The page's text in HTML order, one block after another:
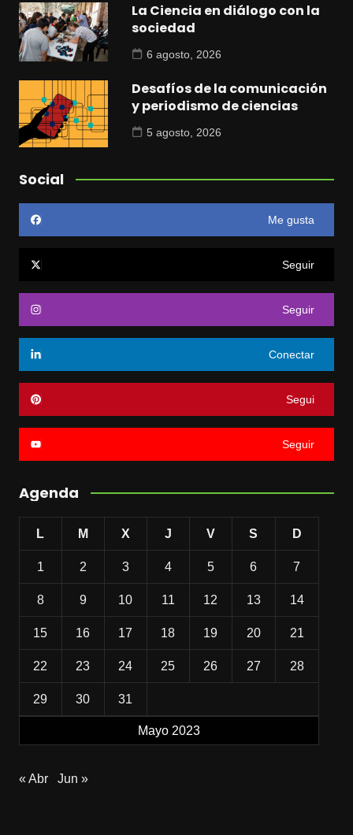
La Ciencia en diálogo con la
sociedad
6 agosto, 2026
Desafíos de la comunicación
y periodismo de ciencias
5 agosto, 2026
Social
Me gusta
Seguir
Seguir
Conectar
Segui
Seguir
Agenda
Mayo 2023
L M X J V S D
1 2 3 4 5 6 7
8 9 10 11 12 13 14
15 16 17 18 19 20 21
22 23 24 25 26 27 28
29 30 31
« Abr Jun »